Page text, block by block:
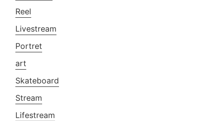
Reel
Livestream
Portret
art
Skateboard
Stream
Lifestream